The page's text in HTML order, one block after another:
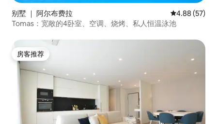
别墅 ｜ 阿尔布费拉 平均评分
4.88 (57)
Tomas：宽敞的4卧室、空调、烧烤、私人恒温泳池
房客推荐
房客推荐